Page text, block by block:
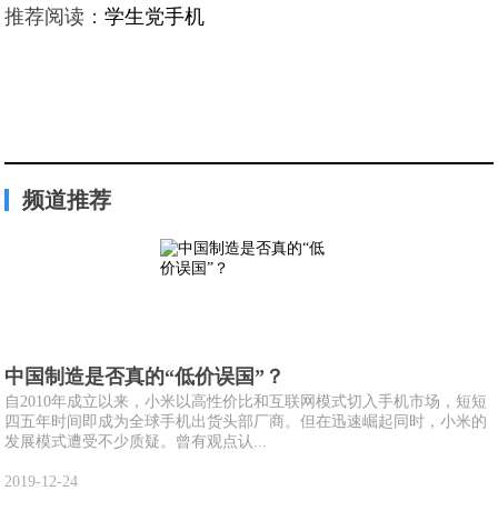
推荐阅读：学生党手机
频道推荐
中国制造是否真的“低价误国”？
自2010年成立以来，小米以高性价比和互联网模式切入手机市场，短短
四五年时间即成为全球手机出货头部厂商。但在迅速崛起同时，小米的
发展模式遭受不少质疑。曾有观点认...
2019-12-24